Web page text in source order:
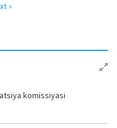
»
komissiyasi